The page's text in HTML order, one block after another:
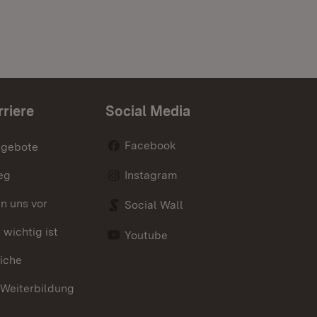
uns vor
wichtig ist
Social Media
Facebook
Instagram
Social Wall
Youtube